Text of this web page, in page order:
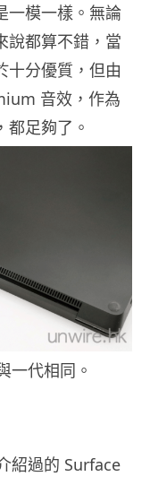
一模一樣。無論
說都算不錯，當
十分優質，但由
音效，作為
足夠了。
代相同。
紹過的 Surface